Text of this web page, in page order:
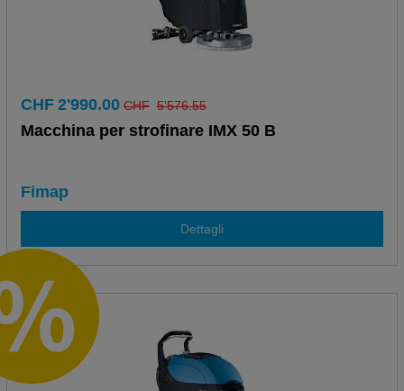
CHF 2'990.00 CHF 5'576.55
Macchina per strofinare IMX 50 B
Fimap
Dettagli